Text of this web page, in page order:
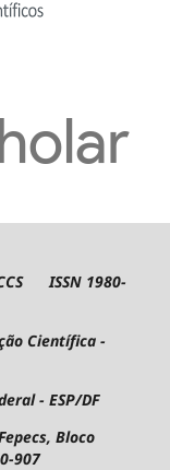
ISSN 1980-
Científica -
- ESP/DF
Bloco
907